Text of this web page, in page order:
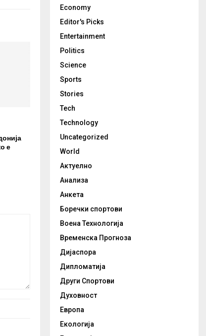
е
Economy
Editor's Picks
Entertainment
Politics
Science
Sports
Stories
Tech
Technology
Uncategorized
World
Актуелно
Анализа
Анкета
Боречки спортови
Воена Технологија
Временска Прогноза
Дијаспора
Дипломатија
Други Спортови
Духовност
Европа
Екологија